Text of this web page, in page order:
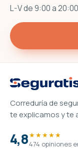
L-V de 9:00 a
Correduría de
te explicamos y te
4,8★★★★★
474 opiniones